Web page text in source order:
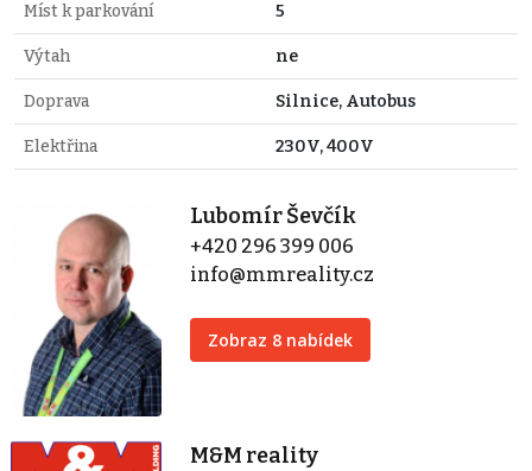
Míst k parkování 5
Výtah ne
Doprava Silnice, Autobus
Elektřina 230V, 400V
Lubomír Ševčík
+420 296 399 006
info@mmreality.cz
Zobraz 8 nabídek
M&M reality